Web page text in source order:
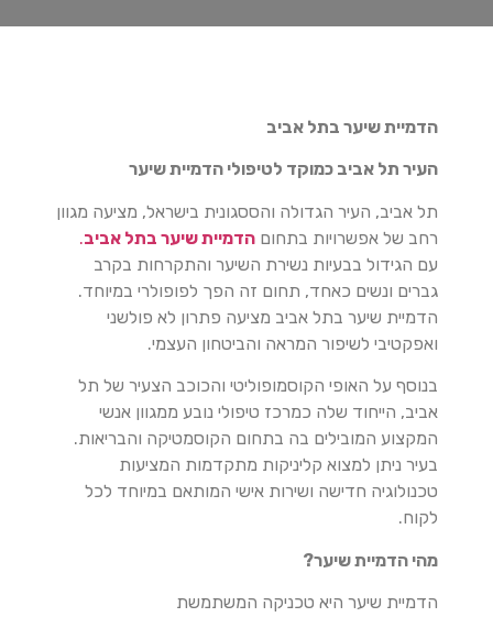
הדמיית שיער בתל אביב
העיר תל אביב כמוקד לטיפולי הדמיית שיער
תל אביב, העיר הגדולה והססגונית בישראל, מציעה מגוון
רחב של אפשרויות בתחום הדמיית שיער בתל אביב.
עם הגידול בבעיות נשירת השיער והתקרחות בקרב
גברים ונשים כאחד, תחום זה הפך לפופולרי במיוחד.
הדמיית שיער בתל אביב מציעה פתרון לא פולשני
ואפקטיבי לשיפור המראה והביטחון העצמי.
בנוסף על האופי הקוסמופוליטי והכוכב הצעיר של תל
אביב, הייחוד שלה כמרכז טיפולי נובע ממגוון אנשי
המקצוע המובילים בה בתחום הקוסמטיקה והבריאות.
בעיר ניתן למצוא קליניקות מתקדמות המציעות
טכנולוגיה חדישה ושירות אישי המותאם במיוחד לכל
לקוח.
מהי הדמיית שיער?
הדמיית שיער היא טכניקה המשתמשת